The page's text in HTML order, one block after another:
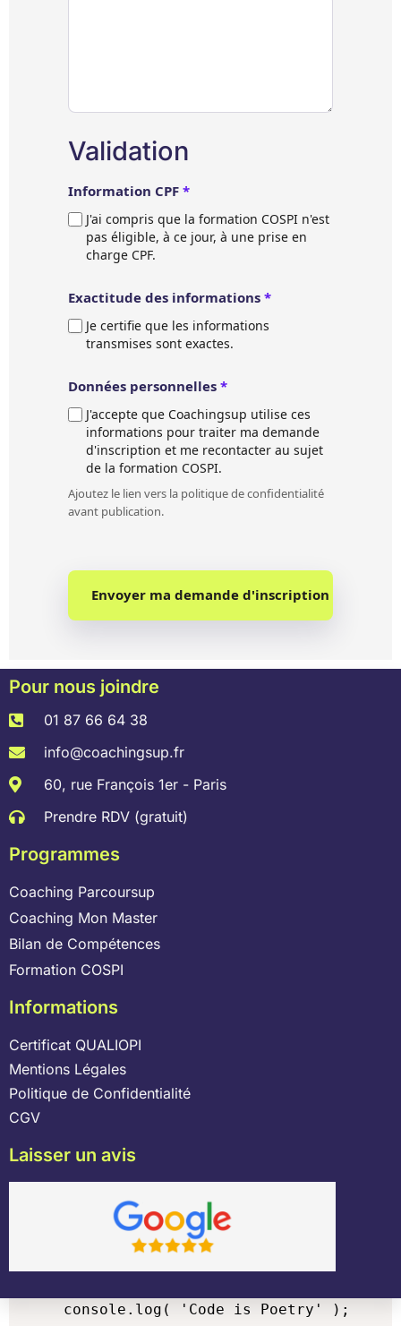
Validation
Information CPF *
J'ai compris que la formation COSPI n'est
pas éligible, à ce jour, à une prise en
charge CPF.
Exactitude des informations *
Je certifie que les informations
transmises sont exactes.
Données personnelles *
J'accepte que Coachingsup utilise ces
informations pour traiter ma demande
d'inscription et me recontacter au sujet
de la formation COSPI.
Ajoutez le lien vers la politique de confidentialité
avant publication.
Envoyer ma demande d'inscription
Pour nous joindre
01 87 66 64 38
info@coachingsup.fr
60, rue François 1er - Paris
Prendre RDV (gratuit)
Programmes
Coaching Parcoursup
Coaching Mon Master
Bilan de Compétences
Formation COSPI
Informations
Certificat QUALIOPI
Mentions Légales
Politique de Confidentialité
CGV
Laisser un avis
console.log( 'Code is Poetry' );